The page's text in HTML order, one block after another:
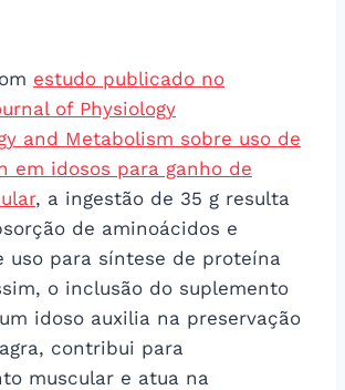
estudo publicado no
of Physiology
and Metabolism sobre uso de
em idosos para ganho de
, a ingestão de 35 g resulta
de aminoácidos e
uso para síntese de proteína
o inclusão do suplemento
idoso auxilia na preservação
contribui para
muscular e atua na